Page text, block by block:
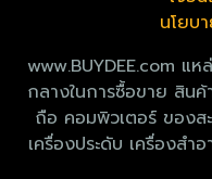
นโยบ
www.BUYDEE.com แ
กลางในการซื้อขาย สิน
ถือ คอมพิวเตอร์ ของส
เครื่องประดับ เครื่องส